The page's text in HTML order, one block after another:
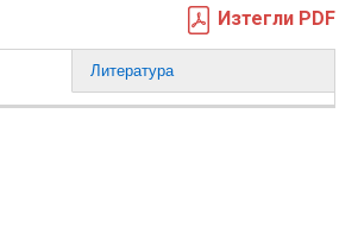
Изтегли PDF
Литература